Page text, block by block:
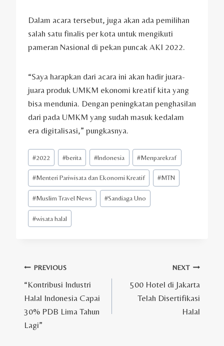
Dalam acara tersebut, juga akan ada pemilihan
salah satu finalis per kota untuk mengikuti
pameran Nasional di pekan puncak AKI 2022.
“Saya harapkan dari acara ini akan hadir juara-
juara produk UMKM ekonomi kreatif kita yang
bisa mendunia. Dengan peningkatan penghasilan
dari pada UMKM yang sudah masuk kedalam
era digitalisasi,” pungkasnya.
Post
Tags:
#2022 #berita #Indonesia #Menparekraf
#Menteri Pariwisata dan Ekonomi Kreatif #MTN
#Muslim Travel News #Sandiaga Uno
#wisata halal
Post
navigation
PREVIOUS
“Kontribusi Industri
Halal Indonesia Capai
30% PDB Lima Tahun
Lagi”
NEXT
500 Hotel di Jakarta
Telah Disertifikasi
Halal